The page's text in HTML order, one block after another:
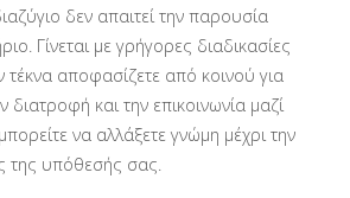
δεν απαιτεί την παρουσία
Γίνεται με γρήγορες διαδικασίες
τέκνα αποφασίζετε από κοινού για
διατροφή και την επικοινωνία μαζί
να αλλάξετε γνώμη μέχρι την
της υπόθεσής σας.